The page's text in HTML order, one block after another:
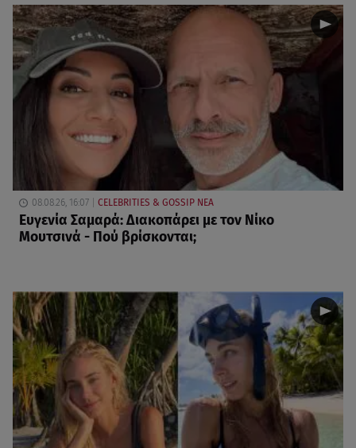
08.08.26, 16:07 CELEBRITIES & GOSSIP ΝΕΑ
Ευγενία Σαμαρά: Διακοπάρει με τον Νίκο
Μουτσινά - Πού βρίσκονται;